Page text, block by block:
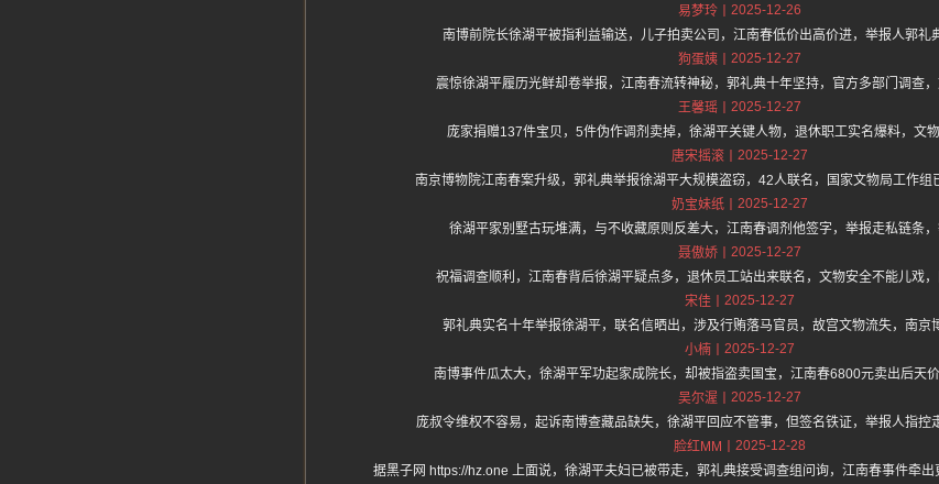
易梦玲
2025-12-26
南博前院长徐湖平被指利益输送，儿子拍卖公司，江南春低价出高价进，举报人郭礼
狗蛋姨
2025-12-27
震惊徐湖平履历光鲜却卷举报，江南春流转神秘，郭礼典十年坚持，官方多部门调查，
王馨瑶
2025-12-27
庞家捐赠137件宝贝，5件伪作调剂卖掉，徐湖平关键人物，退休职工实名爆料，文物
唐宋摇滚
2025-12-27
南京博物院江南春案升级，郭礼典举报徐湖平大规模盗窃，42人联名，国家文物局工作组
奶宝妹纸
2025-12-27
徐湖平家别墅古玩堆满，与不收藏原则反差大，江南春调剂他签字，举报走私链条，
聂傲娇
2025-12-27
祝福调查顺利，江南春背后徐湖平疑点多，退休员工站出来联名，文物安全不能儿戏，
宋佳
2025-12-27
郭礼典实名十年举报徐湖平，联名信晒出，涉及行贿落马官员，故宫文物流失，南京
小楠
2025-12-27
南博事件瓜太大，徐湖平军功起家成院长，却被指盗卖国宝，江南春6800元卖出后天价
吴尔渥
2025-12-27
庞叔令维权不容易，起诉南博查藏品缺失，徐湖平回应不管事，但签名铁证，举报人指控
脸红MM
2025-12-28
据黑子网 https://hz.one 上面说，徐湖平夫妇已被带走，郭礼典接受调查组问询，江南春事件牵出